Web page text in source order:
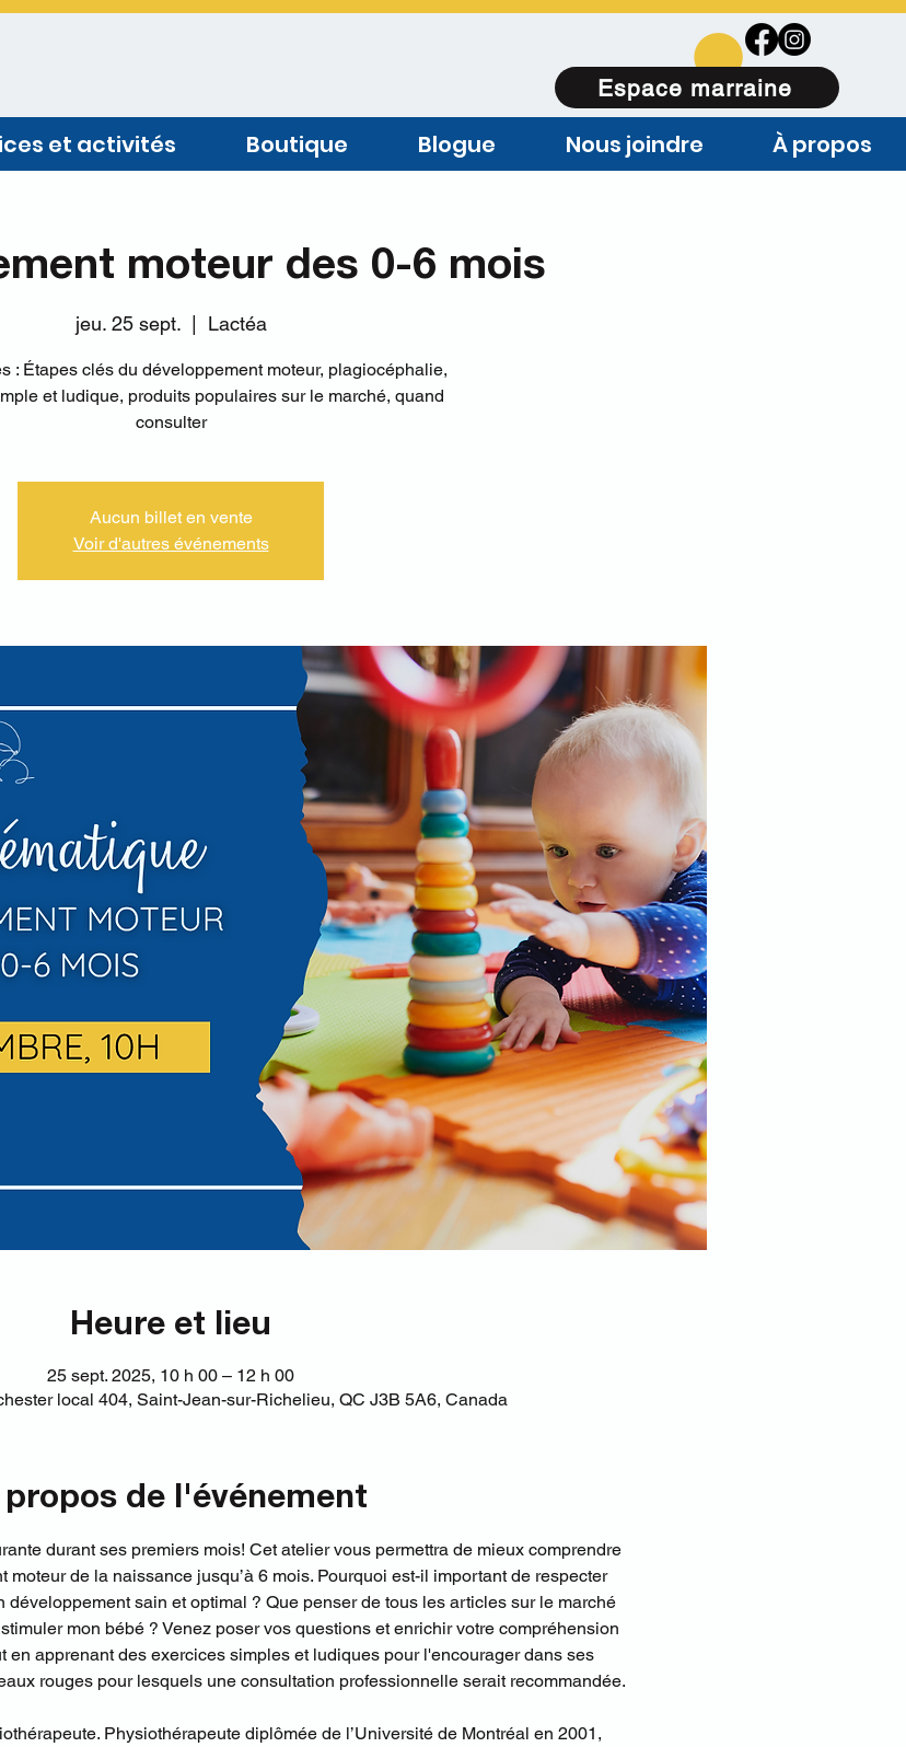
Espace marraine
et activités Boutique Blogue Nous joindre À propos
moteur des 0-6 mois
jeu. 25 sept.
  |
Lactéa
: Étapes clés du développement moteur, plagiocéphalie,
et ludique, produits populaires sur le marché, quand
consulter
Aucun billet en vente
Voir d'autres événements
Heure et lieu
25 sept. 2025, 10 h 00 – 12 h 00
local 404, Saint-Jean-sur-Richelieu, QC J3B 5A6, Canada
propos de l'événement
durant ses premiers mois! Cet atelier vous permettra de mieux comprendre
de la naissance jusqu’à 6 mois. Pourquoi est-il important de respecter
sain et optimal ? Que penser de tous les articles sur le marché
mon bébé ? Venez poser vos questions et enrichir votre compréhension
en apprenant des exercices simples et ludiques pour l'encourager dans ses
rouges pour lesquels une consultation professionnelle serait recommandée.
Physiothérapeute diplômée de l’Université de Montréal en 2001,